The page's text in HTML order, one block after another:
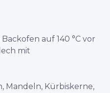
auf 140 °C vor
mit
Mandeln, Kürbiskerne,